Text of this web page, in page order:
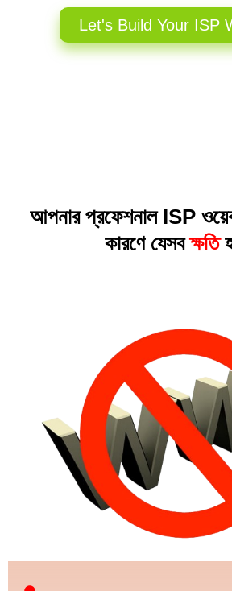
Let's Build Your ISP
আপনার প্রফেশনাল ISP
কারণে যেসবক্ষতি